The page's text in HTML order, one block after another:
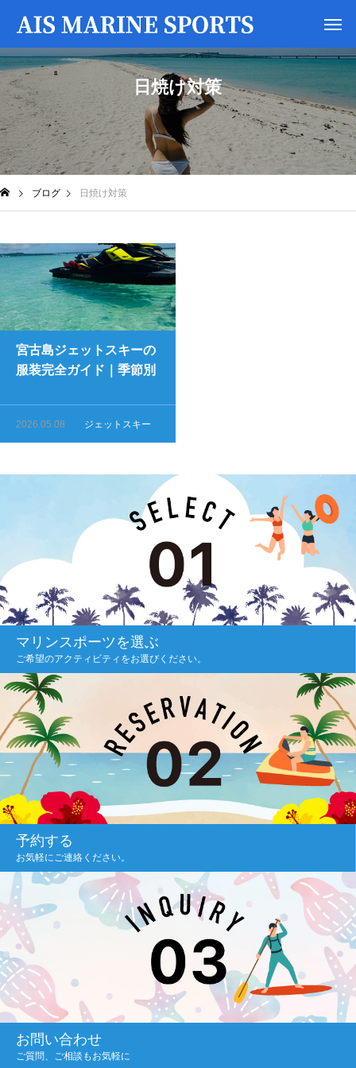
日焼け対策
ブログ 日焼け対策
宮古島ジェットスキーの
服装完全ガイド｜季節別
2026.05.08 ジェットスキー
マリンスポーツを選ぶ
ご希望のアクティビティをお選びください。
予約する
お気軽にご連絡ください。
お問い合わせ
ご質問、ご相談もお気軽に